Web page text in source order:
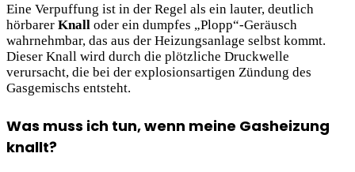
Eine Verpuffung ist in der Regel als ein lauter, deutlich
hörbarer Knall oder ein dumpfes „Plopp“-Geräusch
wahrnehmbar, das aus der Heizungsanlage selbst kommt.
Dieser Knall wird durch die plötzliche Druckwelle
verursacht, die bei der explosionsartigen Zündung des
Gasgemischs entsteht.
Was muss ich tun, wenn meine Gasheizung
knallt?